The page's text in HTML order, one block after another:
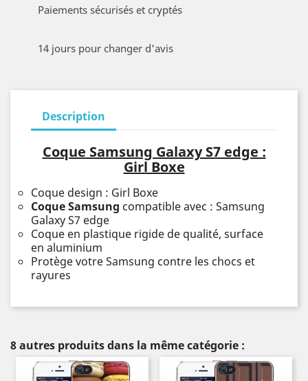
Paiements sécurisés et cryptés
14 jours pour changer d'avis
Description
Coque Samsung Galaxy S7 edge :
Girl Boxe
Coque design : Girl Boxe
Coque Samsung compatible avec : Samsung
Galaxy S7 edge
Coque en plastique rigide de qualité, surface
en aluminium
Protège votre Samsung contre les chocs et
rayures
8 autres produits dans la même catégorie :